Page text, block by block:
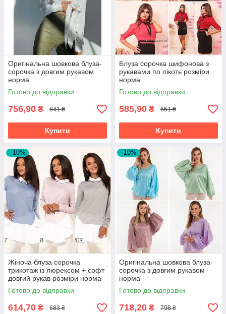
Оригінальна шовкова блуза-
сорочка з довгим рукавом
норма
Готово до відправки
756,90 ₴ 841 ₴
Купити
Блуза сорочка шифонова з
рукавами по лікоть розміри
норма
Готово до відправки
585,90 ₴ 651 ₴
Купити
–10%
Жіноча блуза сорочка
трикотаж із люрексом + софт
довгий рукав розміри норма
Готово до відправки
614,70 ₴ 683 ₴
–10%
Оригінальна шовкова блуза-
сорочка з довгим рукавом
норма
Готово до відправки
718,20 ₴ 798 ₴